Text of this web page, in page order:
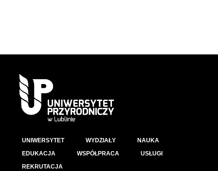
UNIWERSYTET WYDZIAŁY
NAUKA
EDUKACJA
WSPÓŁPRACA
USŁUGI
REKRUTACJA